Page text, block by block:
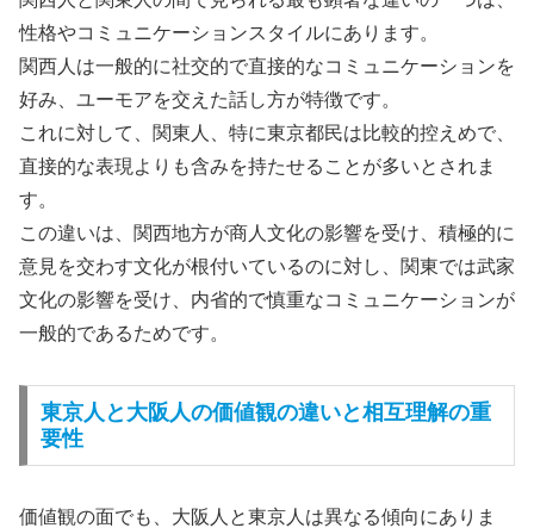
性格やコミュニケーションスタイルにあります。
関西人は一般的に社交的で直接的なコミュニケーションを
好み、ユーモアを交えた話し方が特徴です。
これに対して、関東人、特に東京都民は比較的控えめで、
直接的な表現よりも含みを持たせることが多いとされま
す。
この違いは、関西地方が商人文化の影響を受け、積極的に
意見を交わす文化が根付いているのに対し、関東では武家
文化の影響を受け、内省的で慎重なコミュニケーションが
一般的であるためです。
東京人と大阪人の価値観の違いと相互理解の重
要性
価値観の面でも、大阪人と東京人は異なる傾向にありま